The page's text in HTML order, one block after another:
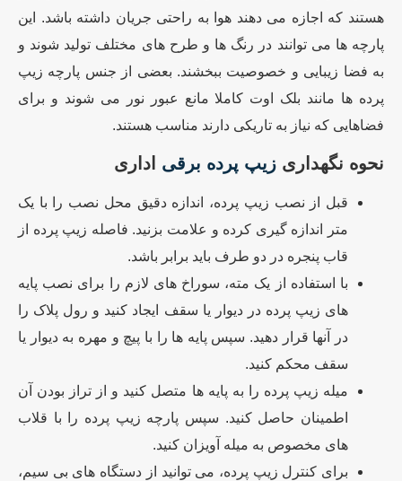
هستند که اجازه می دهند هوا به راحتی جریان داشته باشد. این
پارچه ها می توانند در رنگ ها و طرح های مختلف تولید شوند و
به فضا زیبایی و خصوصیت ببخشند. بعضی از جنس پارچه زیپ
پرده ها مانند بلک اوت کاملا مانع عبور نور می شوند و برای
فضاهایی که نیاز به تاریکی دارند مناسب هستند.
نحوه نگهداری زیپ پرده برقی اداری
قبل از نصب زیپ پرده، اندازه دقیق محل نصب را با یک
متر اندازه گیری کرده و علامت بزنید. فاصله زیپ پرده از
قاب پنجره در دو طرف باید برابر باشد.
با استفاده از یک مته، سوراخ های لازم را برای نصب پایه
های زیپ پرده در دیوار یا سقف ایجاد کنید و رول پلاک را
در آنها قرار دهید. سپس پایه ها را با پیچ و مهره به دیوار یا
سقف محکم کنید.
میله زیپ پرده را به پایه ها متصل کنید و از تراز بودن آن
اطمینان حاصل کنید. سپس پارچه زیپ پرده را با قلاب
های مخصوص به میله آویزان کنید.
برای کنترل زیپ پرده، می توانید از دستگاه های بی سیم،